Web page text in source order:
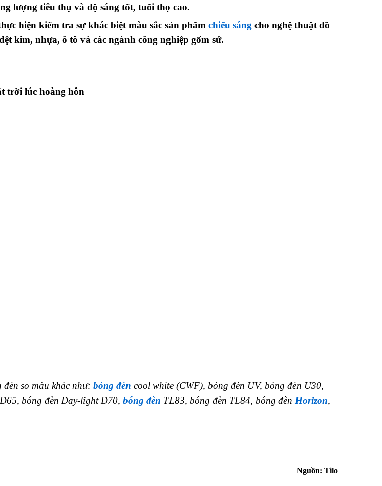
lượng tiêu thụ và độ sáng tốt, tuổi thọ cao.
hiện kiểm tra sự khác biệt màu sắc sản phẩm chiếu sáng cho nghệ thuật đồ
kim, nhựa, ô tô và các ngành công nghiệp gốm sứ.
trời lúc hoàng hôn
so màu khác như: bóng đèn cool white (CWF), bóng đèn UV, bóng đèn U30,
bóng đèn Day-light D70, bóng đèn TL83, bóng đèn TL84, bóng đèn Horizon,
Nguồn: Tilo